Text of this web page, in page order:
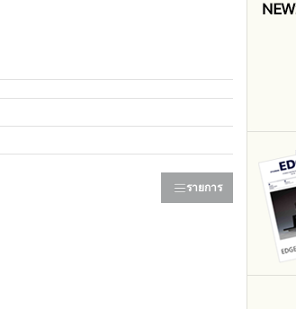
รายการ